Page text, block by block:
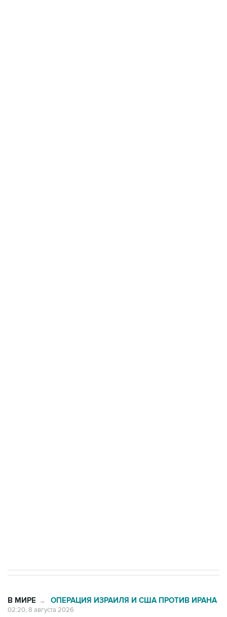
В МИРЕ → ОПЕРАЦИЯ ИЗРАИЛЯ И США ПРОТИВ ИРАНА
02:20, 8 августа 2026